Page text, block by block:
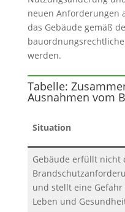
neuen Anforderungen
das Gebäude gemäß
werden.
Tabelle:
Ausnahmen vom
Situation
Gebäude erfüllt nicht
und stellt eine
Leben und